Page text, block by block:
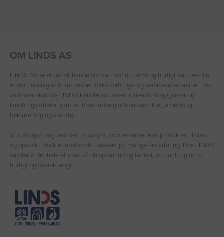
OM LINDS AS
LINDS AS er et dansk handelsfirma, hvor du nemt og hurtigt kan bestille
et stort udvalg af branchespecifikke forbrugs- og servicevarer online. Hos
os finder du både LINDS′ kendte sortiment inden for dagligvarer og
landbrugsartikler, samt et bredt udvalg af kontorartikler, arbejdstøj,
beklædning og værktøj.
Vi står også bag brandet Lincozym, som er en serie af produkter til vask
og opvask, udviklet med omhu baseret på mange års erfaring. Hos LINDS
samler vi det hele ét sted, så du sparer tid og får det, du har brug for –
hurtigt og overskueligt.